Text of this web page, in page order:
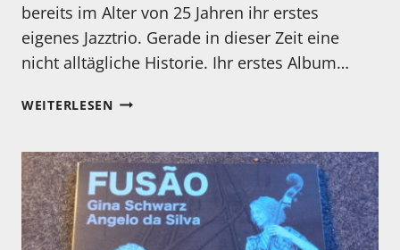
bereits im Alter von 25 Jahren ihr erstes
eigenes Jazztrio. Gerade in dieser Zeit eine
nicht alltägliche Historie. Ihr erstes Album…
WEITERLESENKENNEN
AKI
TAKASE?